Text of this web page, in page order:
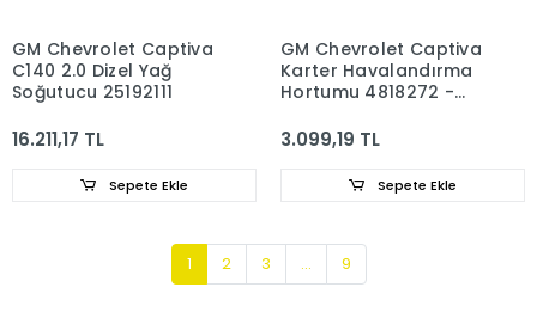
GM Chevrolet Captiva
C140 2.0 Dizel Yağ
Soğutucu 25192111
16.211,17 TL
Sepete Ekle
GM Chevrolet Captiva
Karter Havalandırma
Hortumu 4818272 -
3.099,19 TL
Sepete Ekle
1 2 3 ... 9